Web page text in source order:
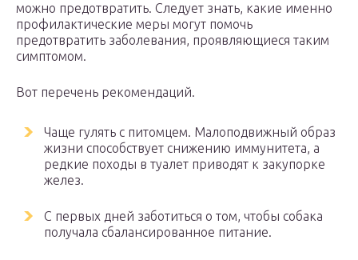
можно предотвратить. Следует знать, какие именно
профилактические меры могут помочь
предотвратить заболевания, проявляющиеся таким
симптомом.
Вот перечень рекомендаций.
Чаще гулять с питомцем. Малоподвижный образ
жизни способствует снижению иммунитета, а
редкие походы в туалет приводят к закупорке
желез.
С первых дней заботиться о том, чтобы собака
получала сбалансированное питание.